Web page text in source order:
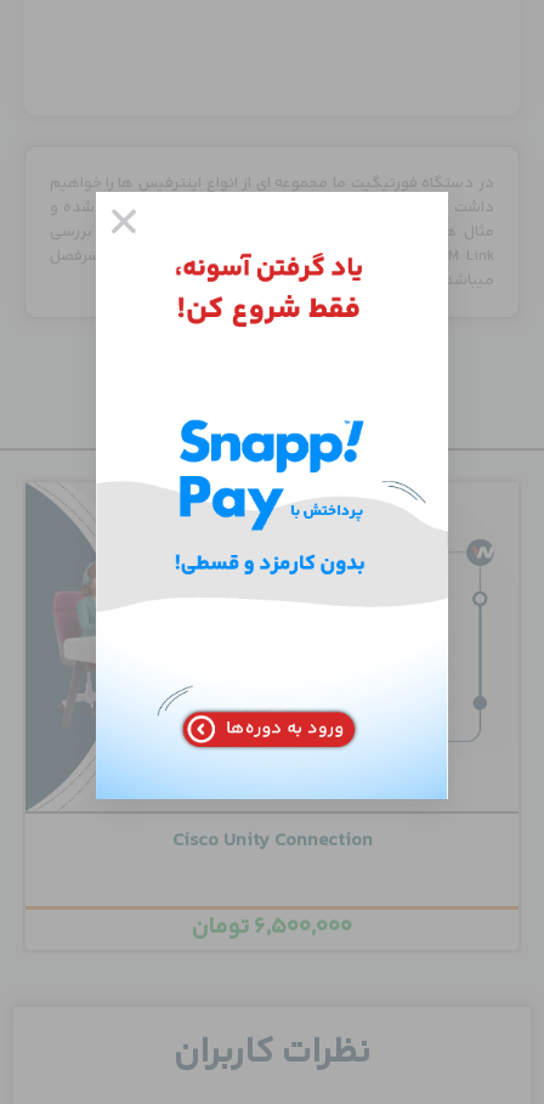
در دستگاه فورتیگیت ما مجموعه ای از انواع اینترفیس ها را خواهیم
داشت که در این ویدیو به بررسی و نوع عملکرد آنها پرداخته شده و
مثال های مشابه آن را در شرکت های دیگر ارائه میگردد. بررسی
VLAN , Virtual Wire , VDOM Link….از جمله مطالب این سرفصل
میباشد.
Cisco Unity Connection
۶,۵۰۰,۰۰۰تومان
نظرات کاربران